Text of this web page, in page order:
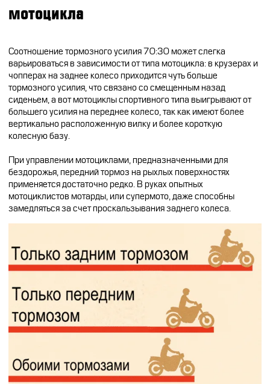
мотоцикла
Соотношение тормозного усилия 70:30 может слегка
варьироваться в зависимости от типа мотоцикла: в крузерах и
чопперах на заднее колесо приходится чуть больше
тормозного усилия, что связано со смещенным назад
сиденьем, а вот мотоциклы спортивного типа выигрывают от
большего усилия на переднее колесо, так как имеют более
вертикально расположенную вилку и более короткую
колесную базу.
При управлении мотоциклами, предназначенными для
бездорожья, передний тормоз на рыхлых поверхностях
применяется достаточно редко. В руках опытных
мотоциклистов мотарды, или супермото, даже способны
замедляться за счет проскальзывания заднего колеса.